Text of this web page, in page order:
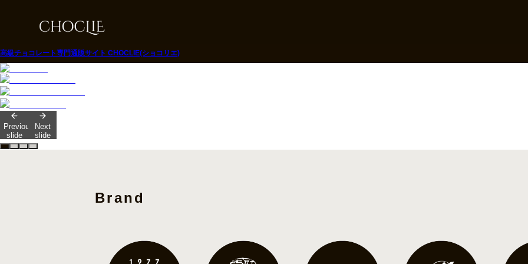
高級チョコレート専門通販サイト CHOCLIE(ショコリエ)
Previous
slide
Next
slide
Brand